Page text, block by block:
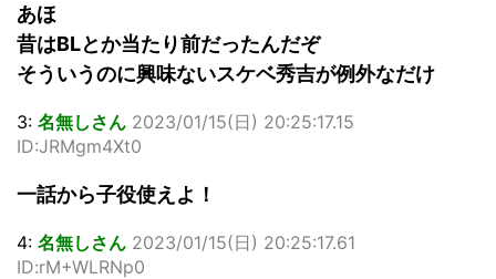
あほ
昔はBLとか当たり前だったんだぞ
そういうのに興味ないスケベ秀吉が例外なだけ
3: 名無しさん 2023/01/15(日) 20:25:17.15
ID:JRMgm4Xt0
一話から子役使えよ！
4: 名無しさん 2023/01/15(日) 20:25:17.61
ID:rM+WLRNp0